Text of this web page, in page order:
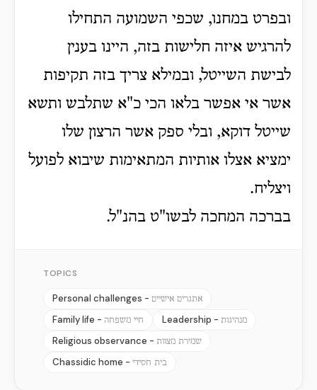
ובפרט במחנו, שכפי השמועה התחילו
להרגיש איזה חלישות בזה, היינו בענין
לבישת השייטל, ובמילא צריך בזה תקיפות
אשר אי אפשר בלאו הכי כ"א שתלבש ותשא
שייטל דוקא, ובלי ספק אשר הרצון שלו
ימציא אצלו אותיות המתאימות שיבוא לפועל
ויצליח.
בברכה המחכה לבשו"ט בהנ"ל.
TOPICS
Personal challenges - אתגרים אישיים
Family life - חיי משפחה Leadership - מנהיגות
Religious observance - שמירת מצוות
Chassidic home - בית חסידי